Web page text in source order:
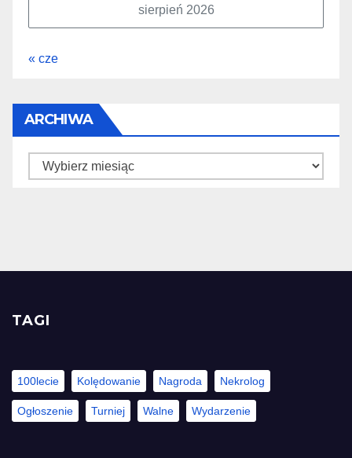
sierpień 2026
« cze
ARCHIWA
Archiwa
TAGI
100lecie Kolędowanie Nagroda Nekrolog
Ogłoszenie Turniej Walne Wydarzenie